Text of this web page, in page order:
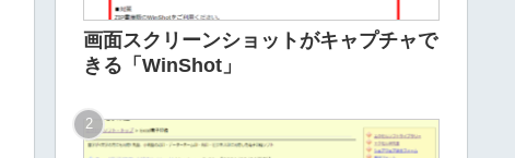
画面スクリーンショットがキャプチャで
きる「WinShot」